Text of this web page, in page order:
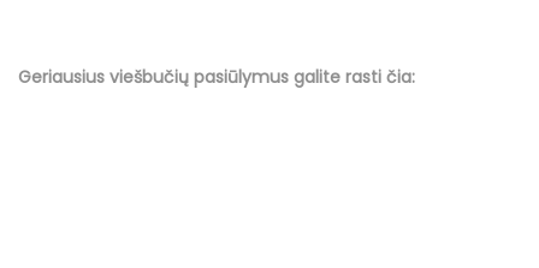
Geriausius viešbučių pasiūlymus galite rasti čia: